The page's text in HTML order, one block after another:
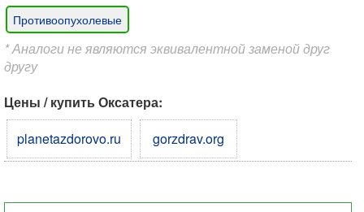
Противоопухолевые
* Аналоги не являются эквивалентной заменой друг
другу
Цены / купить Оксатера:
planetazdorovo.ru
gorzdrav.org